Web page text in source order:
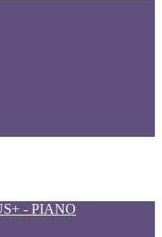
- PIANO